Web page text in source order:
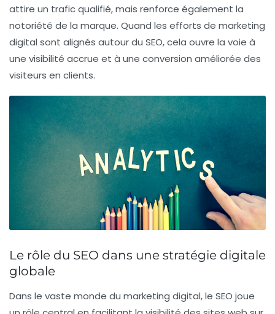
attire un trafic qualifié, mais renforce également la
notoriété de la marque. Quand les efforts de marketing
digital sont alignés autour du SEO, cela ouvre la voie à
une visibilité accrue et à une conversion améliorée des
visiteurs en clients.
Le rôle du SEO dans une stratégie digitale
globale
Dans le vaste monde du marketing digital, le SEO joue